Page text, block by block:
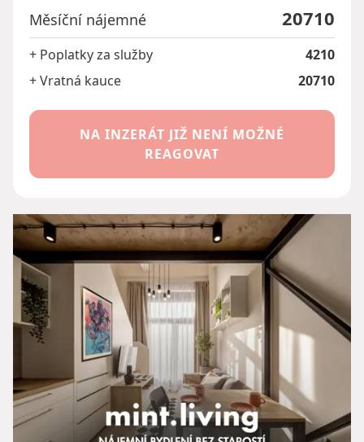
Měsíční nájemné 20710
+ Poplatky za služby
4210
+ Vratná kauce
20710
NA INZERÁT JIŽ NENÍ MOŽNÉ
REAGOVAT